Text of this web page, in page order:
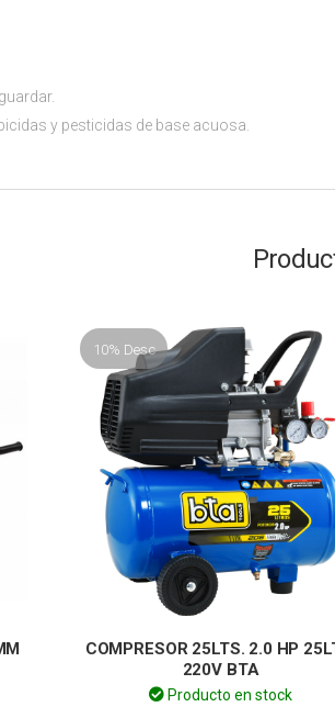
y pesticidas de base acuosa.
10% Desc
COMPRESOR 25LTS. 2.0 HP
220V BTA
Producto en stock